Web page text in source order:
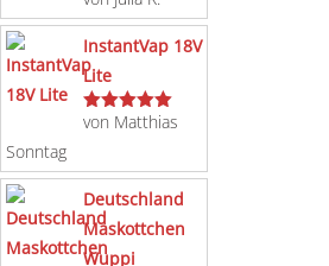
mit5von 5
InstantVap 18V
Lite
Bewertet
von Matthias
Sonntag
Deutschland
Maskottchen
Wuppi